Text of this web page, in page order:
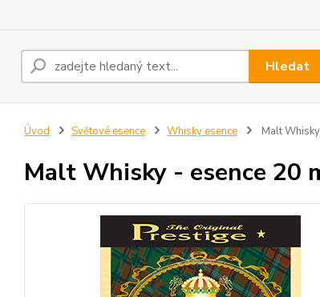
Hledat
Úvod Světové esence Whisky esence Malt
Malt Whisky - esence 20